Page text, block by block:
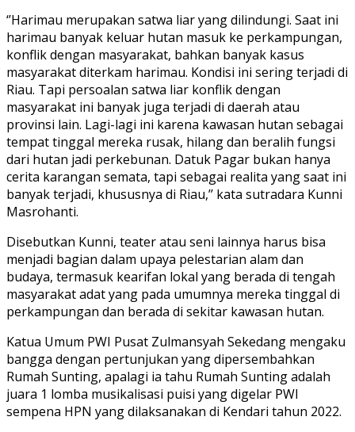
‘’Harimau merupakan satwa liar yang dilindungi. Saat ini
harimau banyak keluar hutan masuk ke perkampungan,
konflik dengan masyarakat, bahkan banyak kasus
masyarakat diterkam harimau. Kondisi ini sering terjadi di
Riau. Tapi persoalan satwa liar konflik dengan
masyarakat ini banyak juga terjadi di daerah atau
provinsi lain. Lagi-lagi ini karena kawasan hutan sebagai
tempat tinggal mereka rusak, hilang dan beralih fungsi
dari hutan jadi perkebunan. Datuk Pagar bukan hanya
cerita karangan semata, tapi sebagai realita yang saat ini
banyak terjadi, khususnya di Riau,’’ kata sutradara Kunni
Masrohanti.
Disebutkan Kunni, teater atau seni lainnya harus bisa
menjadi bagian dalam upaya pelestarian alam dan
budaya, termasuk kearifan lokal yang berada di tengah
masyarakat adat yang pada umumnya mereka tinggal di
perkampungan dan berada di sekitar kawasan hutan.
Katua Umum PWI Pusat Zulmansyah Sekedang mengaku
bangga dengan pertunjukan yang dipersembahkan
Rumah Sunting, apalagi ia tahu Rumah Sunting adalah
juara 1 lomba musikalisasi puisi yang digelar PWI
sempena HPN yang dilaksanakan di Kendari tahun 2022.